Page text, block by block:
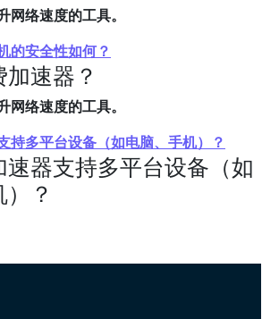
网络速度的工具。
的安全性如何？
速器？
网络速度的工具。
持多平台设备（如电脑、手机）？
速器支持多平台设备（如
？